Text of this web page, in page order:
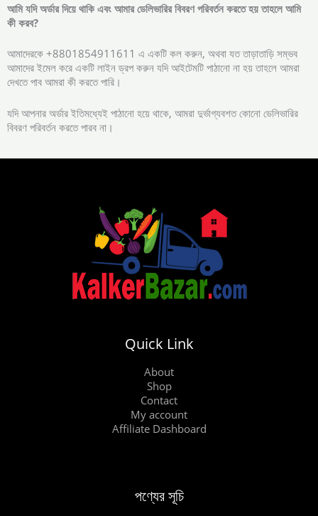
আমিযদিঅর্ডারদিয়ে থাকি এবং আমারডেলিভারিরবিবরণপরিবর্তনকরতেহয়তাহলেআমি
কীকরব?
আমাদেরকে +8801854911611 এ একটি কল করুন, অথবা যত তাড়াতাড়ি সম্ভব
আমাদের ইমেল করে একটি লাইন ড্রপ করুন যদি আইটেমটি পাঠানো না হয় তাহলে আমরা
দেখতে পাব আমরা কী করতে পারি।
যদি আপনার অর্ডার ইতিমধ্যেই পাঠানো হয়ে থাকে, আমরা দুর্ভাগ্যবশত কোনো ডেলিভারির
বিবরণ পরিবর্তন করতে পারব না।
Quick Link
About
Shop
Contact
My account
Affiliate Dashboard
পণ্যের সূচি